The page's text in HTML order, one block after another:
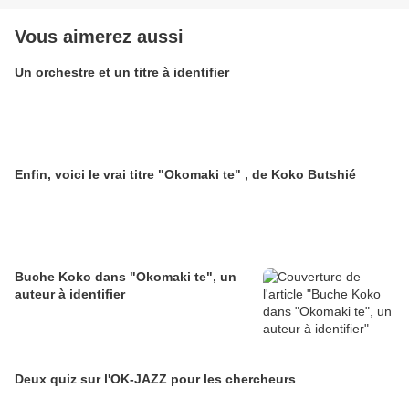
Vous aimerez aussi
Un orchestre et un titre à identifier
Enfin, voici le vrai titre "Okomaki te" , de Koko Butshié
Buche Koko dans "Okomaki te", un
auteur à identifier
Deux quiz sur l'OK-JAZZ pour les chercheurs